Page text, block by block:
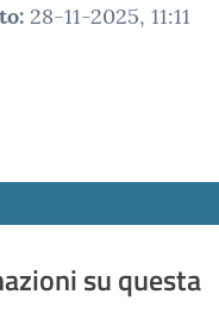
: 28-11-2025, 11:11
su questa